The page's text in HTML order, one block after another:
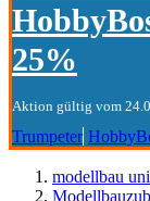
25%
Aktion gültig vom
Trumpeter
modellbau